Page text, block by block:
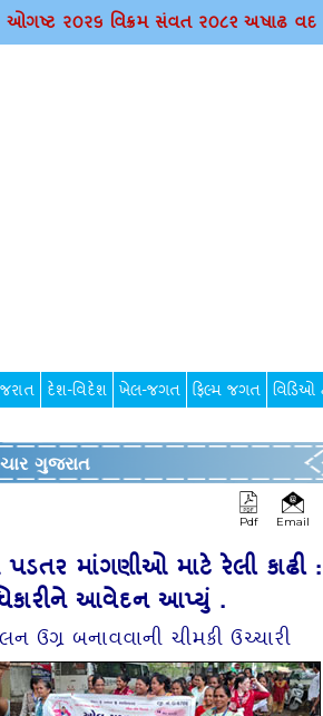
ઓગષ્ટ ર૦ર૬ વિક્રમ સંવત ર૦૮૨ અષાઢ વદ
દેશ-વિદેશ ખેલ-જગત ફિલ્મ જગત વિડિઓ
ગુજરાત
Pdf Email
પડતર માંગણીઓ માટે રેલી કાઢી :
આવેદન આપ્યું .
ઉગ્ર બનાવવાની ચીમકી ઉચ્ચારી